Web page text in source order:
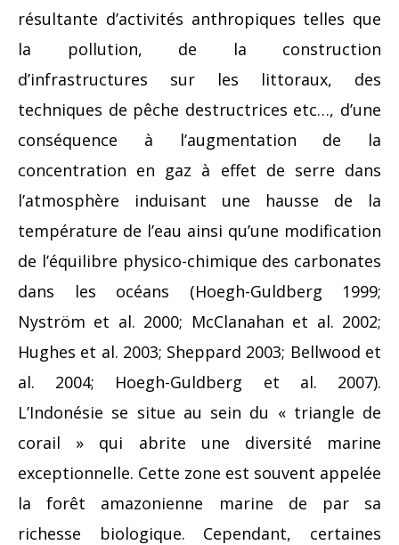
résultante d’activités anthropiques telles que
la pollution, de la construction
d’infrastructures sur les littoraux, des
techniques de pêche destructrices etc…, d’une
conséquence à l’augmentation de la
concentration en gaz à effet de serre dans
l’atmosphère induisant une hausse de la
température de l’eau ainsi qu’une modification
de l’équilibre physico-chimique des carbonates
dans les océans (Hoegh-Guldberg 1999;
Nyström et al. 2000; McClanahan et al. 2002;
Hughes et al. 2003; Sheppard 2003; Bellwood et
al. 2004; Hoegh-Guldberg et al. 2007).
L’Indonésie se situe au sein du « triangle de
corail » qui abrite une diversité marine
exceptionnelle. Cette zone est souvent appelée
la forêt amazonienne marine de par sa
richesse biologique. Cependant, certaines